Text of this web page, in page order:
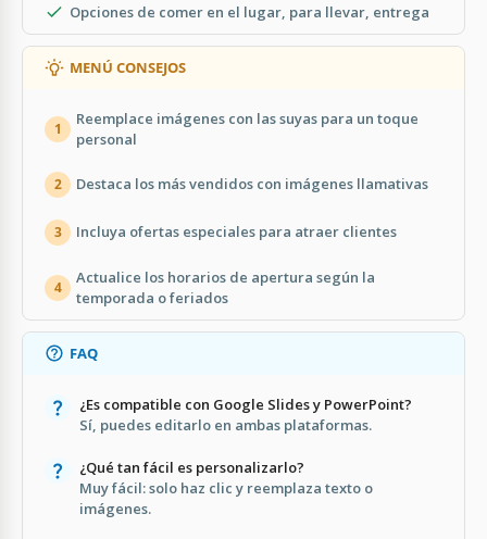
Opciones de comer en el lugar, para llevar, entrega
MENÚ CONSEJOS
1
Reemplace imágenes con las suyas para un toque
personal
2 Destaca los más vendidos con imágenes llamativas
3 Incluya ofertas especiales para atraer clientes
4
Actualice los horarios de apertura según la
temporada o feriados
FAQ
¿Es compatible con Google Slides y PowerPoint?
Sí, puedes editarlo en ambas plataformas.
¿Qué tan fácil es personalizarlo?
Muy fácil: solo haz clic y reemplaza texto o
imágenes.